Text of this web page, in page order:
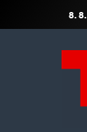
8.